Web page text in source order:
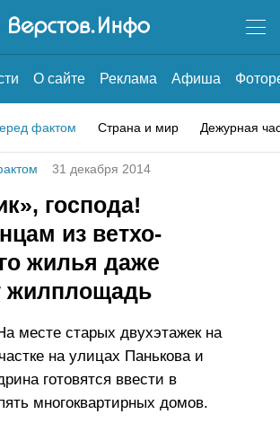
О сайте Реклама Афиша
фактом Страна и мир Дежурная
31 декабря 2014
господа!
из ветхо-
жилья даже
жилплощадь
месте старых двухэтажек на
на улицах Панькова и
готовятся ввести в
многоквартирных домов.